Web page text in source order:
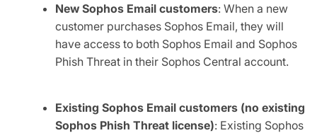
New Sophos Email customers: When a new
customer purchases Sophos Email, they will
have access to both Sophos Email and Sophos
Phish Threat in their Sophos Central account.
Existing Sophos Email customers (no existing
Sophos Phish Threat license): Existing Sophos